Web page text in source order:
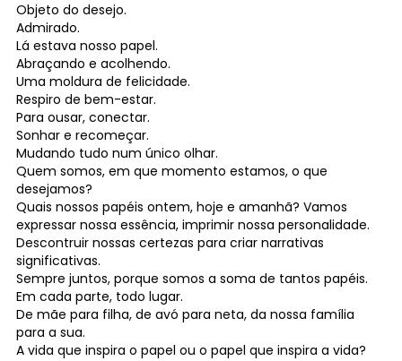
Objeto do desejo.
Admirado.
Lá estava nosso papel.
Abraçando e acolhendo.
Uma moldura de felicidade.
Respiro de bem-estar.
Para ousar, conectar.
Sonhar e recomeçar.
Mudando tudo num único olhar.
Quem somos, em que momento estamos, o que
desejamos?
Quais nossos papéis ontem, hoje e amanhã? Vamos
expressar nossa essência, imprimir nossa personalidade.
Descontruir nossas certezas para criar narrativas
significativas.
Sempre juntos, porque somos a soma de tantos papéis.
Em cada parte, todo lugar.
De mãe para filha, de avó para neta, da nossa família
para a sua.
A vida que inspira o papel ou o papel que inspira a vida?